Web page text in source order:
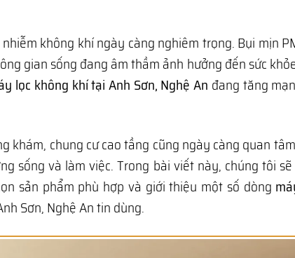
không khí ngày càng nghiêm trọng. Bụi mịn
gian sống đang âm thầm ảnh hưởng đến sức
lọc không khí tại Anh Sơn, Nghệ An đang tăng
khám, chung cư cao tầng cũng ngày càng quan
sống và làm việc. Trong bài viết này, chúng tôi
sản phẩm phù hợp và giới thiệu một số dòng
Sơn, Nghệ An tin dùng.